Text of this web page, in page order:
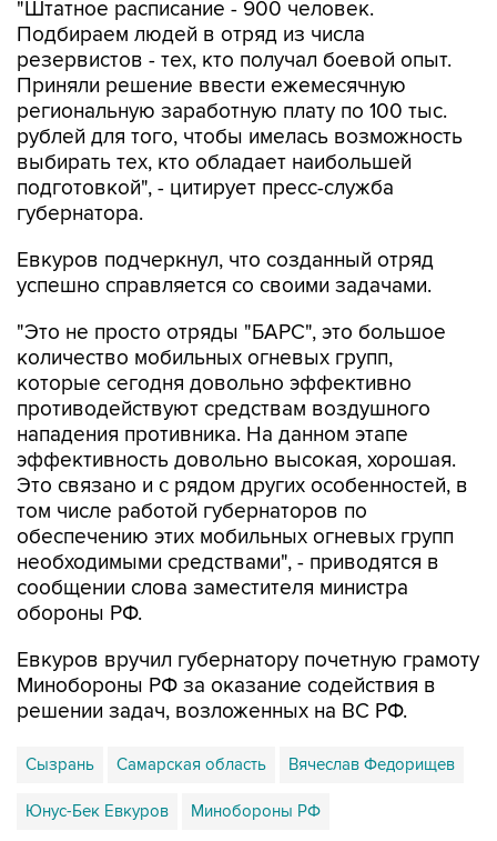
резервистов - тех, кто получал боевой опыт.
Приняли решение ввести ежемесячную
региональную заработную плату по 100 тыс.
рублей для того, чтобы имелась возможность
выбирать тех, кто обладает наибольшей
подготовкой", - цитирует пресс-служба
губернатора.
Евкуров подчеркнул, что созданный отряд
"Это не просто отряды "БАРС", это большое
которые сегодня довольно эффективно
противодействуют средствам воздушного
нападения противника. На данном этапе
эффективность довольно высокая, хорошая.
Это связано и с рядом других особенностей, в
том числе работой губернаторов по
обеспечению этих мобильных огневых групп
необходимыми средствами", - приводятся в
сообщении слова заместителя министра
обороны РФ.
Евкуров вручил губернатору почетную грамоту
решении задач, возложенных на ВС РФ.
Сызрань Самарская область Вячеслав Федорищев
Юнус-Бек Евкуров Минобороны РФ